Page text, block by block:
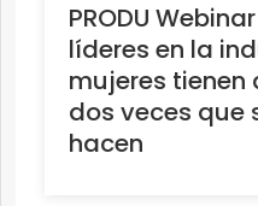
PRODU
líderes en la
mujeres
dos veces que
hacen